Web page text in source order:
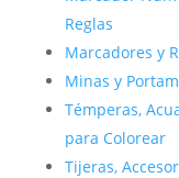
Reglas
Marcadores y
Minas y
Témperas,
para Colorear
Tijeras,